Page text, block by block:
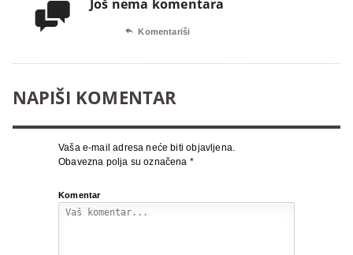
 Još nema komentara
 Komentariši
NAPIŠI KOMENTAR
Vaša e-mail adresa neće biti objavljena.
Obavezna polja su označena *
Komentar